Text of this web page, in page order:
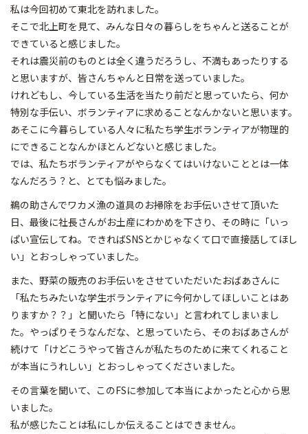
私は今回初めて東北を訪れました。
そこで北上町を見て、みんな日々の暮らしをちゃんと送ることが
できていると感じました。
それは震災前のものとは全く違うだろうし、不満もあったりする
と思いますが、皆さんちゃんと日常を送っていました。
けれどもし、今している生活を当たり前だと思っていたら、何か
特別な手伝い、ボランティアに求めることなんかないと思います。
あそこに今暮らしている人々に私たち学生ボランティアが物理的
にできることなんかほとんどないと感じました。
では、私たちボランティアがやらなくてはいけないこととは一体
なんだろう？と、とても悩みました。
鵜の助さんでワカメ漁の道具のお掃除をお手伝いさせて頂いた
日、最後に社長さんがお土産にわかめを下さり、その時に「いっ
ぱい宣伝してね。できればSNSとかじゃなくて口で直接話してほし
い」とおっしゃっていました。
また、野菜の販売のお手伝いをさせていただいたおばあさんに
「私たちみたいな学生ボランティアに今何かしてほしいことはあ
りますか？？」と聞いたら「特にない」と言われてしまいまし
た。やっぱりそうなんだな、と思っていたら、そのおばあさんが
続けて「けどこうやって皆さんが私たちのために来てくれること
が本当にうれしい」とおっしゃってくださいました。
その言葉を聞いて、このFSに参加して本当によかったと心から思
いました。
私が感じたことは私にしか伝えることはできません。